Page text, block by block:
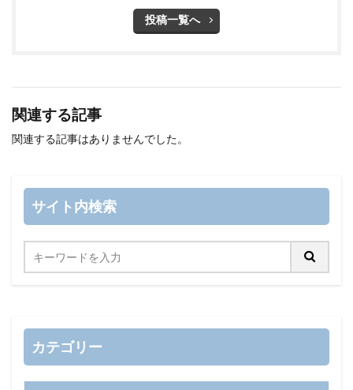
投稿一覧へ
関連する記事
関連する記事はありませんでした。
サイト内検索
カテゴリー